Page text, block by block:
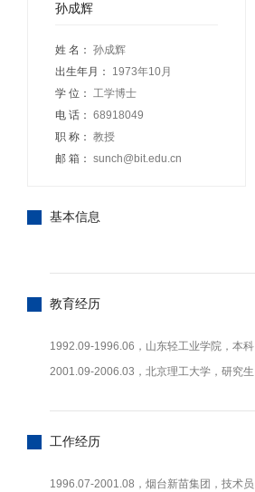
孙成辉
姓 名： 孙成辉
出生年月：
1973年10月
学 位： 工学博士
电 话： 68918049
职 称： 教授
邮 箱： sunch@bit.edu.cn
基本信息
教育经历
1992.09-1996.06，山东轻工业学院，本科
2001.09-2006.03，北京理工大学，研究生
工作经历
1996.07-2001.08，烟台新苗集团，技术员